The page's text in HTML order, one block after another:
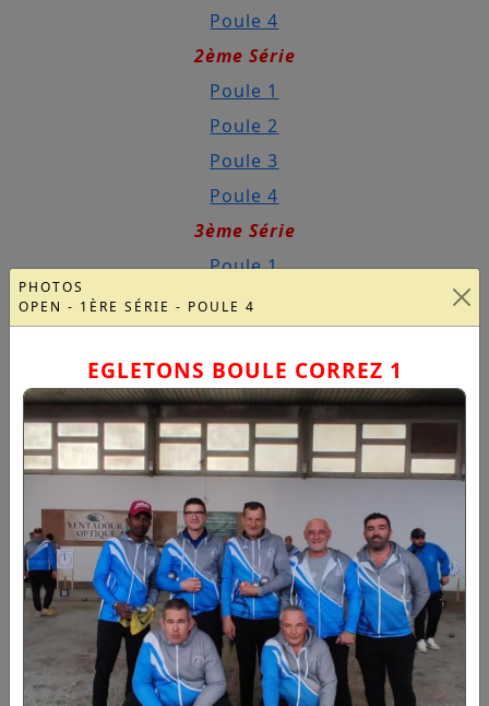
PHOTOS
OPEN - 1ÈRE SÉRIE - POULE 4
EGLETONS BOULE CORREZ 1
Poule 4
2ème Série
Poule 1
Poule 2
Poule 3
Poule 4
3ème Série
Poule 1
Poule 2
Poule 3
Poule 4
4ème Série
Poule 1
Poule 2
Poule 3
Poule 4
5ème Série
Poule 1
Poule 2
Poule 3